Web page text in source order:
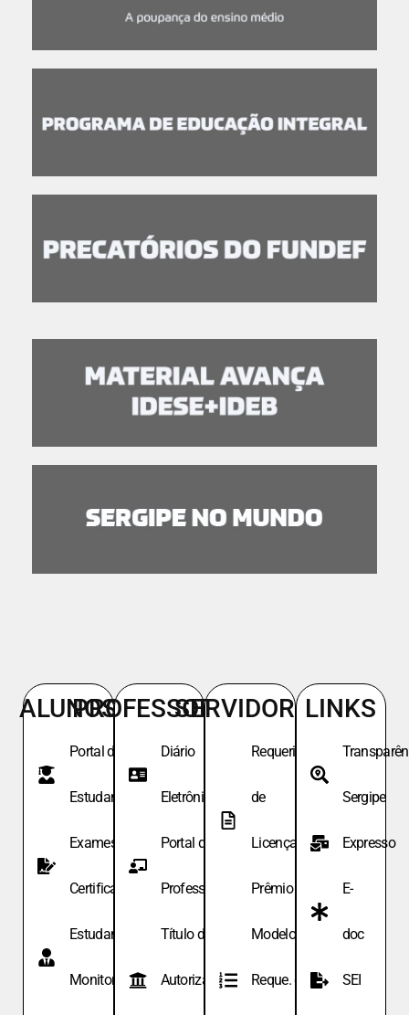
ALUNOS
Portal do
Estudante
Exames de
Certificação
Estudante
Monitor
PROFESSORES
Diário
Eletrônico
Portal do
Professor
Título de
Autoriza.
SERVIDORES
Requeri.
de
Licença
Prêmio
Modelo de
Reque. de
LINKS
Sergipe
Expresso
E-
doc
SEI